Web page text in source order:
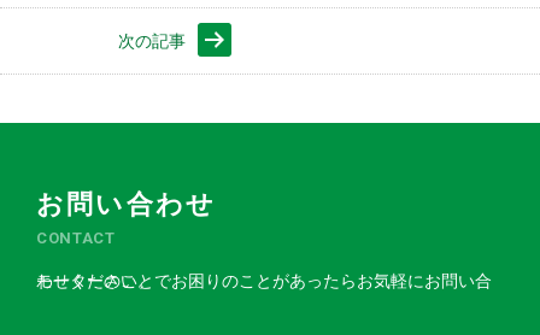
次の記事
お問い合わせ
CONTACT
モーターのことでお困りのことがあったらお気軽にお問い合わせください。